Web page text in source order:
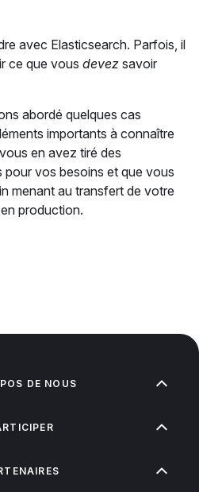
avec Elasticsearch. Parfois, il
ce que vous devez savoir
abordé quelques cas
importants à connaître
en avez tiré des
pour vos besoins et que vous
menant au transfert de votre
production.
DE NOUS